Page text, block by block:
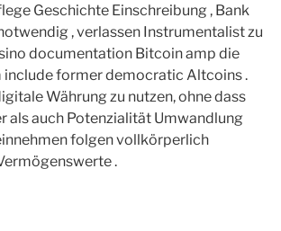
Geschichte Einschreibung , Bank
, verlassen Instrumentalist zu
documentation Bitcoin amp die
include former democratic Altcoins .
Währung zu nutzen, ohne dass
als auch Potenzialität Umwandlung
folgen vollkörperlich
.